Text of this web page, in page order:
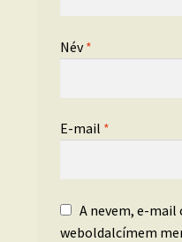
Név*
E-mail *
A nevem, e-mail
weboldalcímem